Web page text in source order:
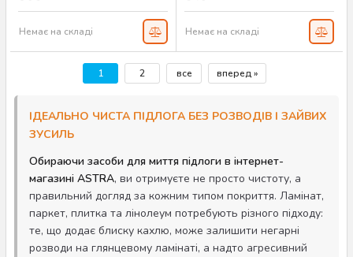
Немає на складі Немає на складі
1 2 все вперед »
ІДЕАЛЬНО ЧИСТА ПІДЛОГА БЕЗ РОЗВОДІВ І ЗАЙВИХ
ЗУСИЛЬ
Обираючи засоби для миття підлоги в інтернет-
магазині ASTRA, ви отримуєте не просто чистоту, а
правильний догляд за кожним типом покриття. Ламінат,
паркет, плитка та лінолеум потребують різного підходу:
те, що додає блиску кахлю, може залишити негарні
розводи на глянцевому ламінаті, а надто агресивний